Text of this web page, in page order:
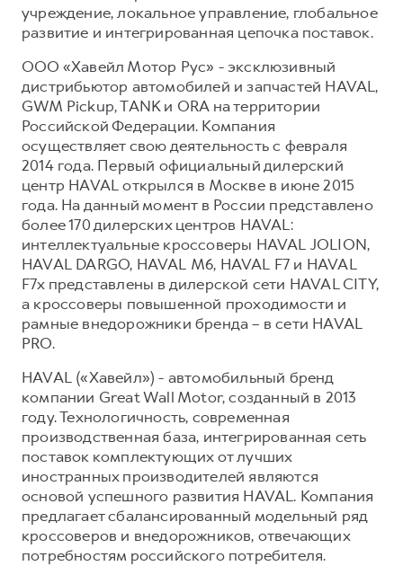
учреждение, локальное управление, глобальное
развитие и интегрированная цепочка поставок.
ООО «Хавейл Мотор Рус» - эксклюзивный
дистрибьютор автомобилей и запчастей HAVAL,
GWM Pickup, TANK и ORA на территории
Российской Федерации. Компания
осуществляет свою деятельность с февраля
2014 года. Первый официальный дилерский
центр HAVAL открылся в Москве в июне 2015
года. На данный момент в России представлено
более 170 дилерских центров HAVAL:
интеллектуальные кроссоверы HAVAL JOLION,
HAVAL DARGO, HAVAL М6, HAVAL F7 и HAVAL
F7x представлены в дилерской сети HAVAL CITY,
а кроссоверы повышенной проходимости и
рамные внедорожники бренда – в сети HAVAL
PRO.
HAVAL («Хавейл») - автомобильный бренд
компании Great Wall Motor, созданный в 2013
году. Технологичность, современная
производственная база, интегрированная сеть
поставок комплектующих от лучших
иностранных производителей являются
основой успешного развития HAVAL. Компания
предлагает сбалансированный модельный ряд
кроссоверов и внедорожников, отвечающих
потребностям российского потребителя.